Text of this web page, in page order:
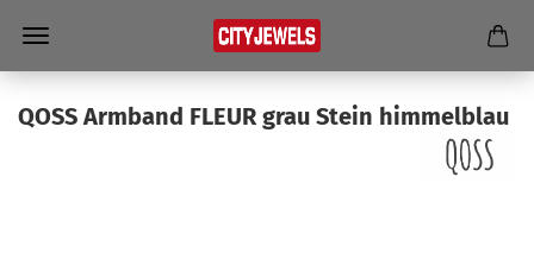
QOSS Arm­band FLEUR grau Stein him­mel­blau